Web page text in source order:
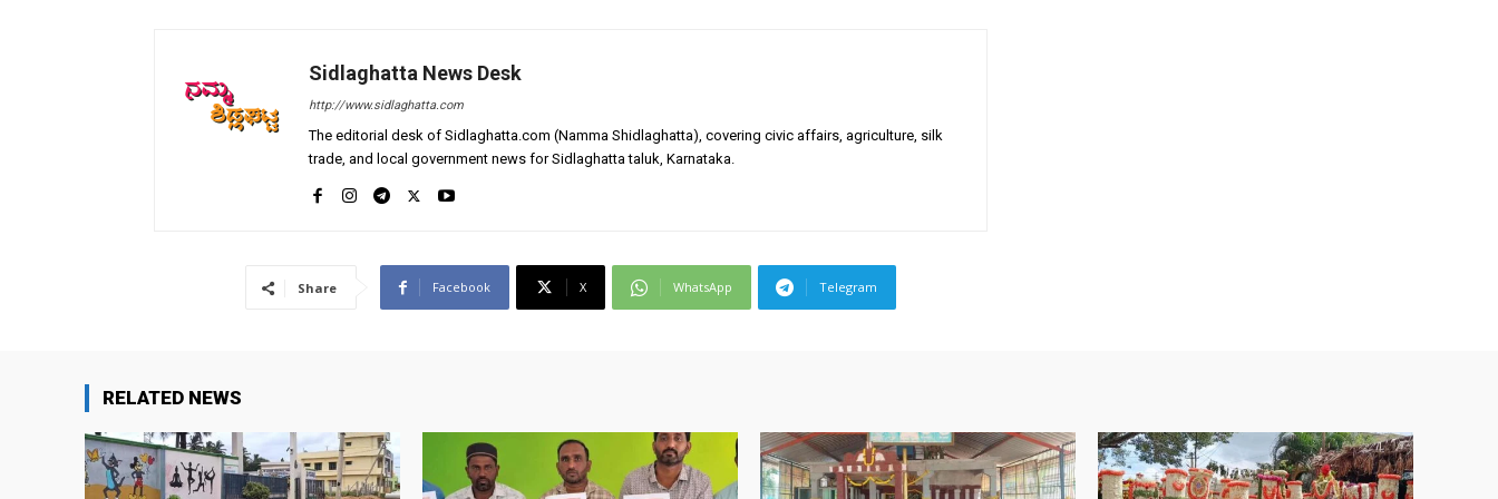
Sidlaghatta News Desk
http://www.sidlaghatta.com
The editorial desk of Sidlaghatta.com (Namma Shidlaghatta), covering civic affairs, agriculture, silk
trade, and local government news for Sidlaghatta taluk, Karnataka.
Share Facebook X WhatsApp Telegram
RELATED NEWS